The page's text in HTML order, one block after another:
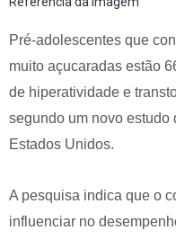
Pré-adolescentes que
muito açucaradas estão
de hiperatividade e
segundo um novo
Estados Unidos.
A pesquisa indica que o
influenciar no